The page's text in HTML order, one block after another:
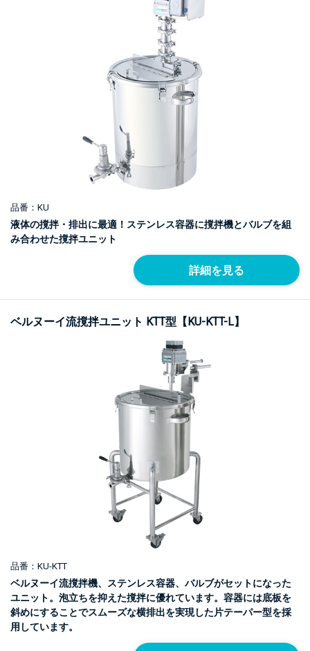
品番：KU
液体の撹拌・排出に最適！ステンレス容器に撹拌機とバルブを組
み合わせた撹拌ユニット
詳細を見る
ベルヌーイ流撹拌ユニット KTT型【KU-KTT-L】
品番：KU-KTT
ベルヌーイ流撹拌機、ステンレス容器、バルブがセットになった
ユニット。泡立ちを抑えた撹拌に優れています。容器には底板を
斜めにすることでスムーズな横排出を実現した片テーパー型を採
用しています。